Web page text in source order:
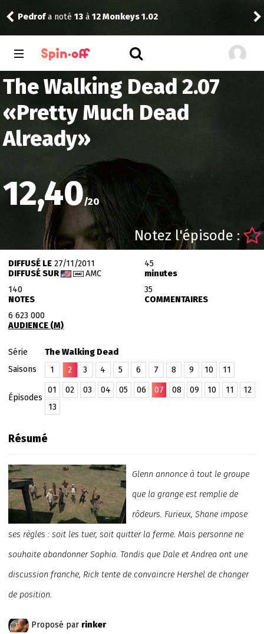
The Dude a noté 13
A Knight of the Seven Kingdoms
1.03
The Walking Dead 2.07
«Pretty Much Dead
Already»
12,40/20
Notez l'épisode :
DIFFUSÉ LE27/11/2011
DIFFUSÉ SUR
AMC
45
minutes
140
NOTES
35
COMMENTAIRES
6 623 000
AUDIENCE (M)
Série
The Walking Dead
Saisons
1 2 3 4 5 6 7 8 9 10 11
Épisodes
01 02 03 04 05 06 07 08 09 10 11
12
13
Résumé
Glenn annonce à tout le groupe
que la grange est remplie de
rôdeurs. Furieux, Shane impose
ses règles : soit les tuer, soit quitter la ferme. Mais personne ne
souhaite abandonner Sophia. Tandis que Dale et Andrea ont une
discussion franche, Rick tente de convaincre Hershel de changer
de position.
Proposé par rinker